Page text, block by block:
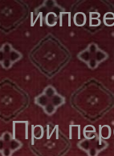
При